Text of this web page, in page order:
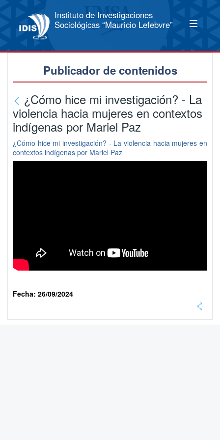
Instituto de Investigaciones
Sociológicas “Mauricio Lefebvre”
Publicador de contenidos
¿Cómo hice mi investigación? - La
violencia hacia mujeres en contextos
indígenas por Mariel Paz
¿Cómo hice mi investigación? - La violencia hacia mujeres en
contextos indígenas por Mariel Paz
Fecha: 26/09/2024